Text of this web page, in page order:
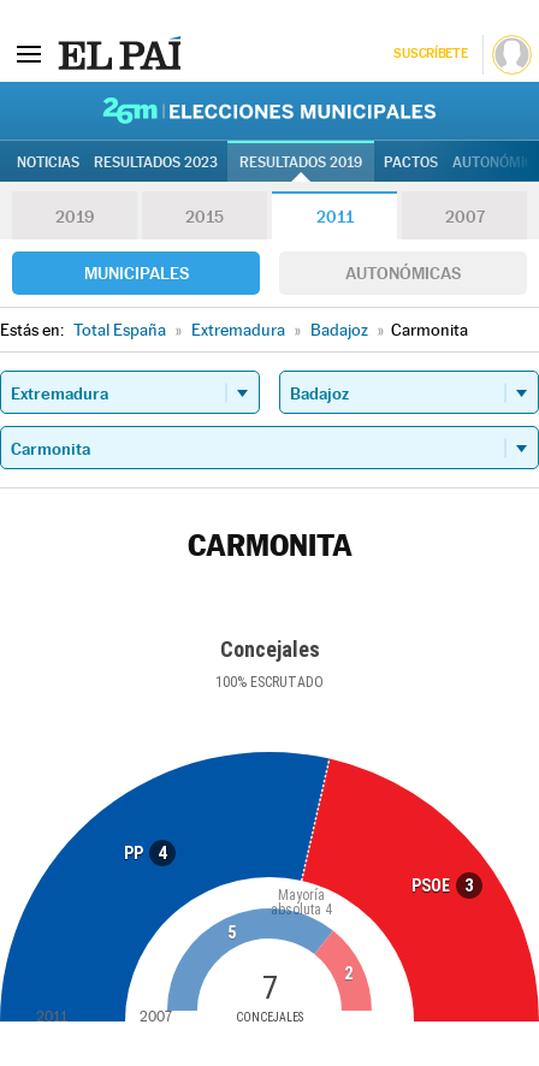
SUSCRÍBETE
NOTICIAS RESULTADOS 2023 RESULTADOS 2019 PACTOS
2019 2015 2011 2007
MUNICIPALES AUTONÓMICAS
Estás en: Total España » Extremadura » Badajoz » Carmonita
CARMONITA
Concejales
100% ESCRUTADO
PP 4
PSOE 3
7
CONCEJALES
Mayoría
absoluta 4
5
2
2011 2007